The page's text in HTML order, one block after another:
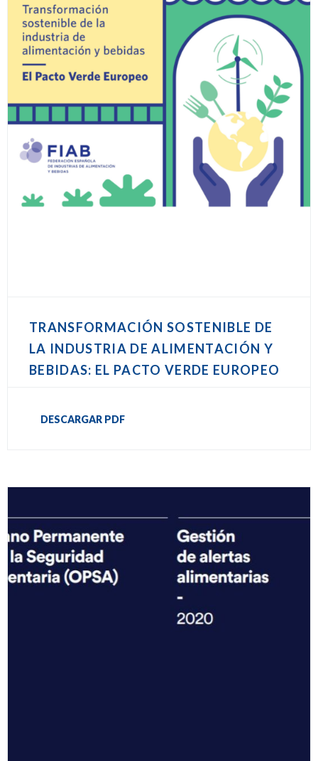
TRANSFORMACIÓN SOSTENIBLE DE
LA INDUSTRIA DE ALIMENTACIÓN Y
BEBIDAS: EL PACTO VERDE EUROPEO
DESCARGAR PDF